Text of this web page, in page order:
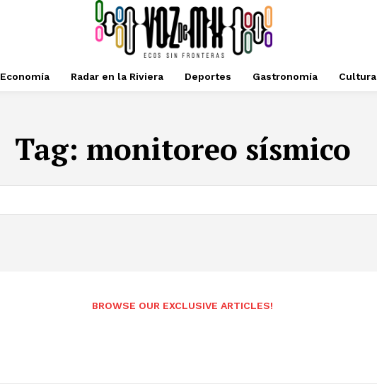
Economía Radar en la Riviera Deportes Gastronomía Cultura
Tag: monitoreo sísmico
BROWSE OUR EXCLUSIVE ARTICLES!